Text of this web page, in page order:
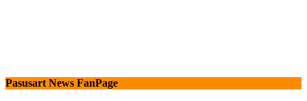
Pasusart News FanPage